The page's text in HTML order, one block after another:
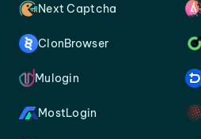
Next Captcha
ClonBrowser
Mulogin
MostLogin